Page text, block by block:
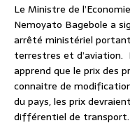
Le Ministre de
Nemoyato Bagebole a
arrêté ministériel
terrestres et d’aviation.
apprend que le prix des
connaitre de
du pays, les prix
différentiel de